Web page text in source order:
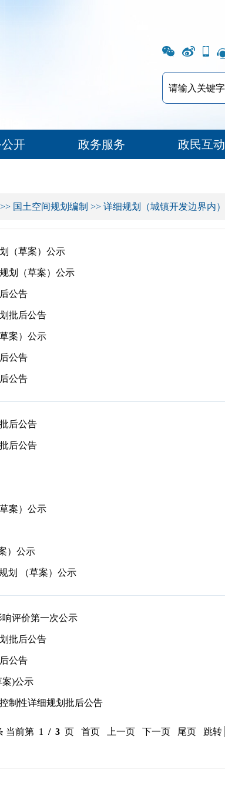
开 政务服务 政民互动
>> 国土空间规划编制 >> 详细规划（城镇开发边界内）
（草案）公示
划（草案）公示
公告
批后公告
案）公示
公告
公告
后公告
后公告
案）公示
）公示
划 （草案）公示
响评价第一次公示
批后公告
公告
案)公示
制性详细规划批后公告
当前第 1 / 3 页 首页 上一页 下一页 尾页 跳转